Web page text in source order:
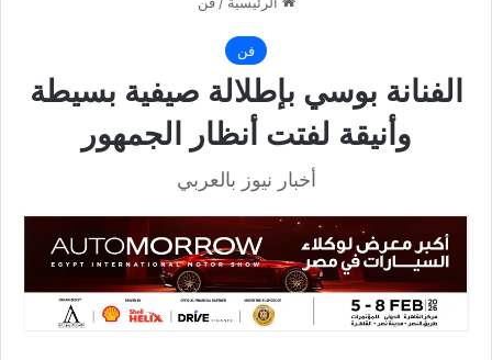
فن
الفنانة بوسي بإطلالة صيفية بسيطة
وأنيقة لفتت أنظار الجمهور
أخبار نيوز بالعربي